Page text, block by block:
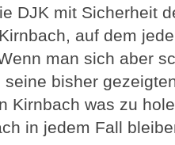
DJK mit Sicherheit
auf dem
man sich aber
bisher
Kirnbach was zu
in jedem Fall